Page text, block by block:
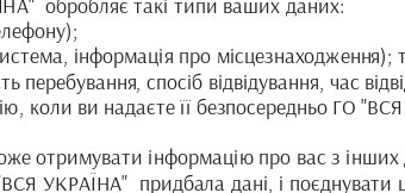
інформація про місцезнаходження);
перебування, спосіб відвідування, час
коли ви надаєте її безпосередньо ГО
отримувати інформацію про вас з
УКРАЇНА"  придбала дані, і поєднувати